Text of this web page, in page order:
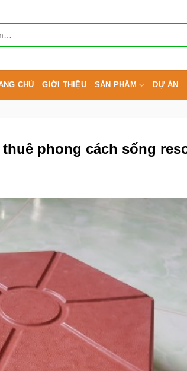
CHỦ GIỚI THIỆU SẢN PHẨM DỰ ÁN
thuê phong cách sống